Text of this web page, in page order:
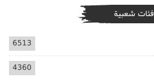
فئات شعبية
6513
4360